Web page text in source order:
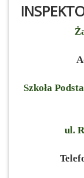
Szkoła
ul.